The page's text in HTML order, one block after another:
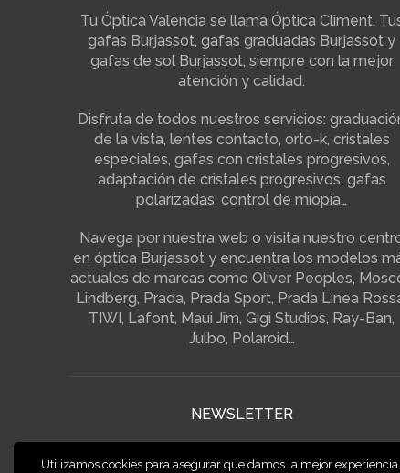
Tu Óptica Valencia se llama Óptica Climent.
gafas Burjassot, gafas graduadas Burjassot y
gafas de sol Burjassot, siempre con la mejor
atención y calidad.
Disfruta de todos nuestros servicios:
de la vista, lentes contacto, orto-k, cristales
especiales, gafas con cristales progresivos,
adaptación de cristales progresivos, gafas
polarizadas, control de miopia…
Navega por nuestra web o visita nuestro
en óptica Burjassot y encuentra los modelos
actuales de marcas como Oliver Peoples,
Lindberg, Prada, Prada Sport, Prada Linea
TIWI, Lafont, Maui Jim, Gigi Studios, Ray-Ban,
Julbo, Polaroid…
NEWSLETTER
Utilizamos cookies para asegurar que damos la mejor